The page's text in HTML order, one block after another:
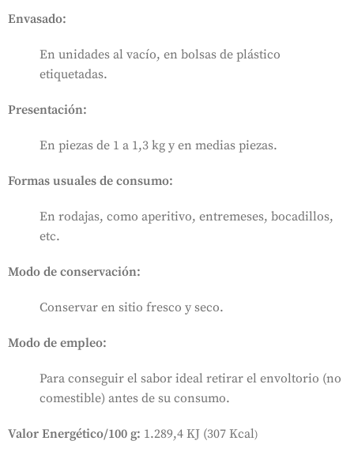
Envasado:
En unidades al vacío, en bolsas de plástico
etiquetadas.
Presentación:
En piezas de 1 a 1,3 kg y en medias piezas.
Formas usuales de consumo:
En rodajas, como aperitivo, entremeses, bocadillos,
etc.
Modo de conservación:
Conservar en sitio fresco y seco.
Modo de empleo:
Para conseguir el sabor ideal retirar el envoltorio (no
comestible) antes de su consumo.
Valor Energético/100 g: 1.289,4 KJ (307 Kcal)